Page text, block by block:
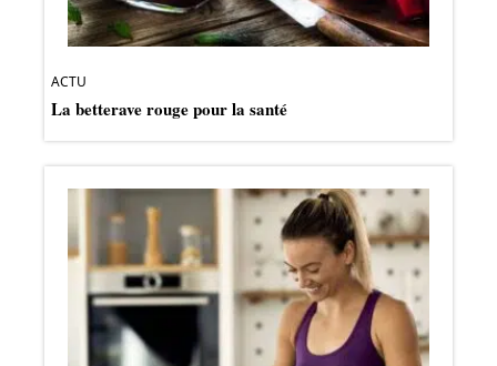
ACTU
La betterave rouge pour la santé